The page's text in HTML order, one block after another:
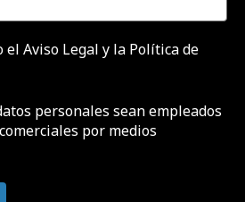
el Aviso Legal y la Política de
personales sean empleados
por medios